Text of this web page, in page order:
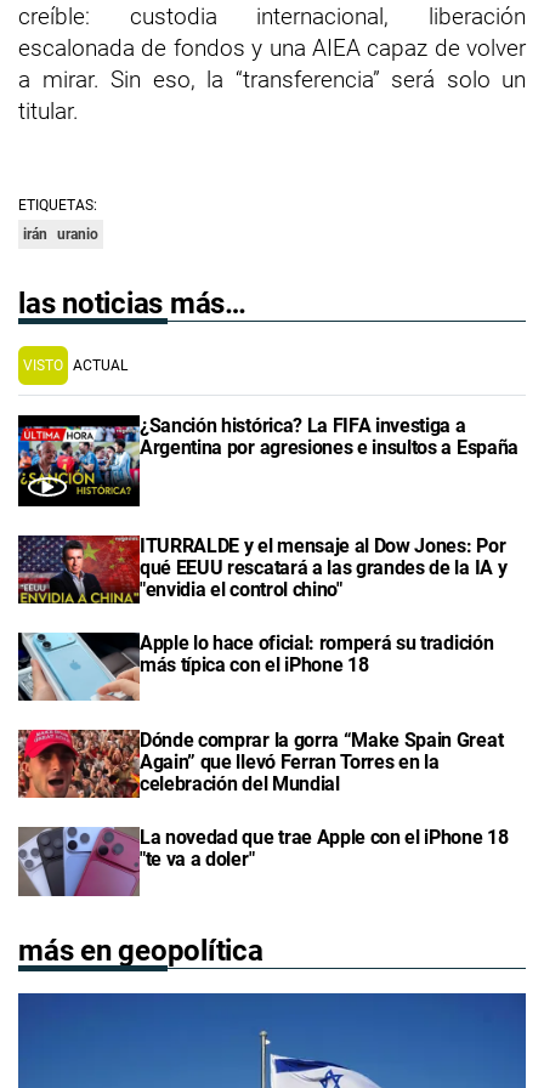
creíble: custodia internacional, liberación
escalonada de fondos y una AIEA capaz de volver
a mirar. Sin eso, la “transferencia” será solo un
titular.
ETIQUETAS:
irán
uranio
las noticias más…
VISTO ACTUAL
¿Sanción histórica? La FIFA investiga a
Argentina por agresiones e insultos a España
ITURRALDE y el mensaje al Dow Jones: Por
qué EEUU rescatará a las grandes de la IA y
"envidia el control chino"
Apple lo hace oficial: romperá su tradición
más típica con el iPhone 18
Dónde comprar la gorra “Make Spain Great
Again” que llevó Ferran Torres en la
celebración del Mundial
La novedad que trae Apple con el iPhone 18
"te va a doler"
más en geopolítica